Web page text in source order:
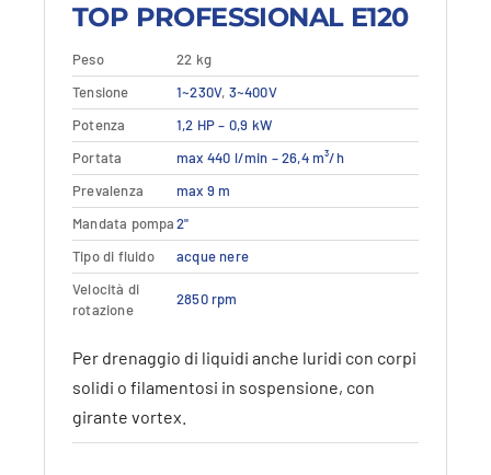
Dettagli
Questo
prodotto
ha
più
varianti.
Le
possono
essere
scelte
del
prodotto
TOP PROFESSIONAL E120
Peso
22 kg
Tensione
1~230V, 3~400V
Potenza
1,2 HP – 0,9 kW
Portata
max 440 l/min – 26,4 m³/h
Prevalenza
max 9 m
Mandata pompa2"
Tipo di fluido
acque nere
Velocità di
rotazione
2850 rpm
Per drenaggio di liquidi anche luridi con corpi
solidi o filamentosi in sospensione, con
girante vortex.